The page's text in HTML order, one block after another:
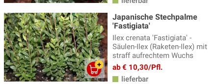
Japanische Stechpalme
'Fastigiata'
Ilex crenata 'Fastigiata' -
Säulen-Ilex (Raketen-Ilex) mit
straff aufrechtem Wuchs
ab € 10,30/Pfl.
lieferbar